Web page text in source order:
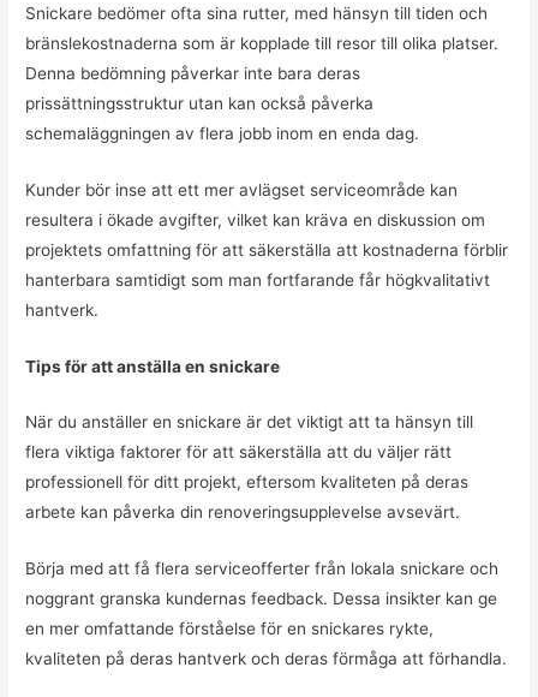
Snickare bedömer ofta sina rutter, med hänsyn till tiden och
bränslekostnaderna som är kopplade till resor till olika platser.
Denna bedömning påverkar inte bara deras
prissättningsstruktur utan kan också påverka
schemaläggningen av flera jobb inom en enda dag.
Kunder bör inse att ett mer avlägset serviceområde kan
resultera i ökade avgifter, vilket kan kräva en diskussion om
projektets omfattning för att säkerställa att kostnaderna förblir
hanterbara samtidigt som man fortfarande får högkvalitativt
hantverk.
Tips för att anställa en snickare
När du anställer en snickare är det viktigt att ta hänsyn till
flera viktiga faktorer för att säkerställa att du väljer rätt
professionell för ditt projekt, eftersom kvaliteten på deras
arbete kan påverka din renoveringsupplevelse avsevärt.
Börja med att få flera serviceofferter från lokala snickare och
noggrant granska kundernas feedback. Dessa insikter kan ge
en mer omfattande förståelse för en snickares rykte,
kvaliteten på deras hantverk och deras förmåga att förhandla.